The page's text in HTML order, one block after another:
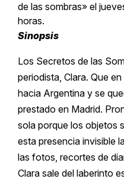
de las sombras» el
horas.
Sinopsis
Los Secretos de las
periodista, Clara. Que
hacia Argentina y se
prestado en Madrid.
sola porque los objetos
esta presencia invisible
las fotos, recortes de
Clara sale del laberinto